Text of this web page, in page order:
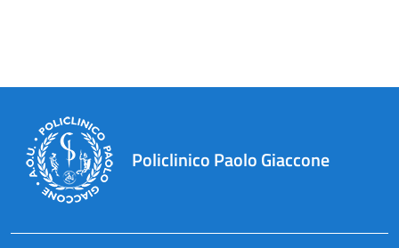
Policlinico Paolo Giaccone